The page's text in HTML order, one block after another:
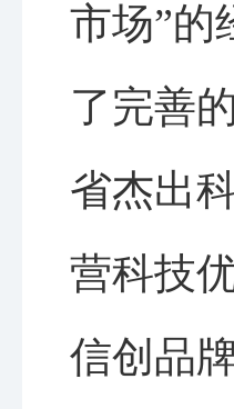
市场”的
了完善
省杰出
营科技
信创品